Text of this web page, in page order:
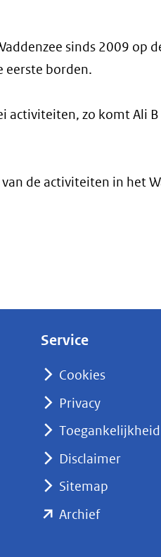
sinds 2009 op
eerste borden.
activiteiten, zo komt Ali
de activiteiten in het
Service
Cookies
Privacy
Toegankelijkheid
Disclaimer
Sitemap
Archief(opent